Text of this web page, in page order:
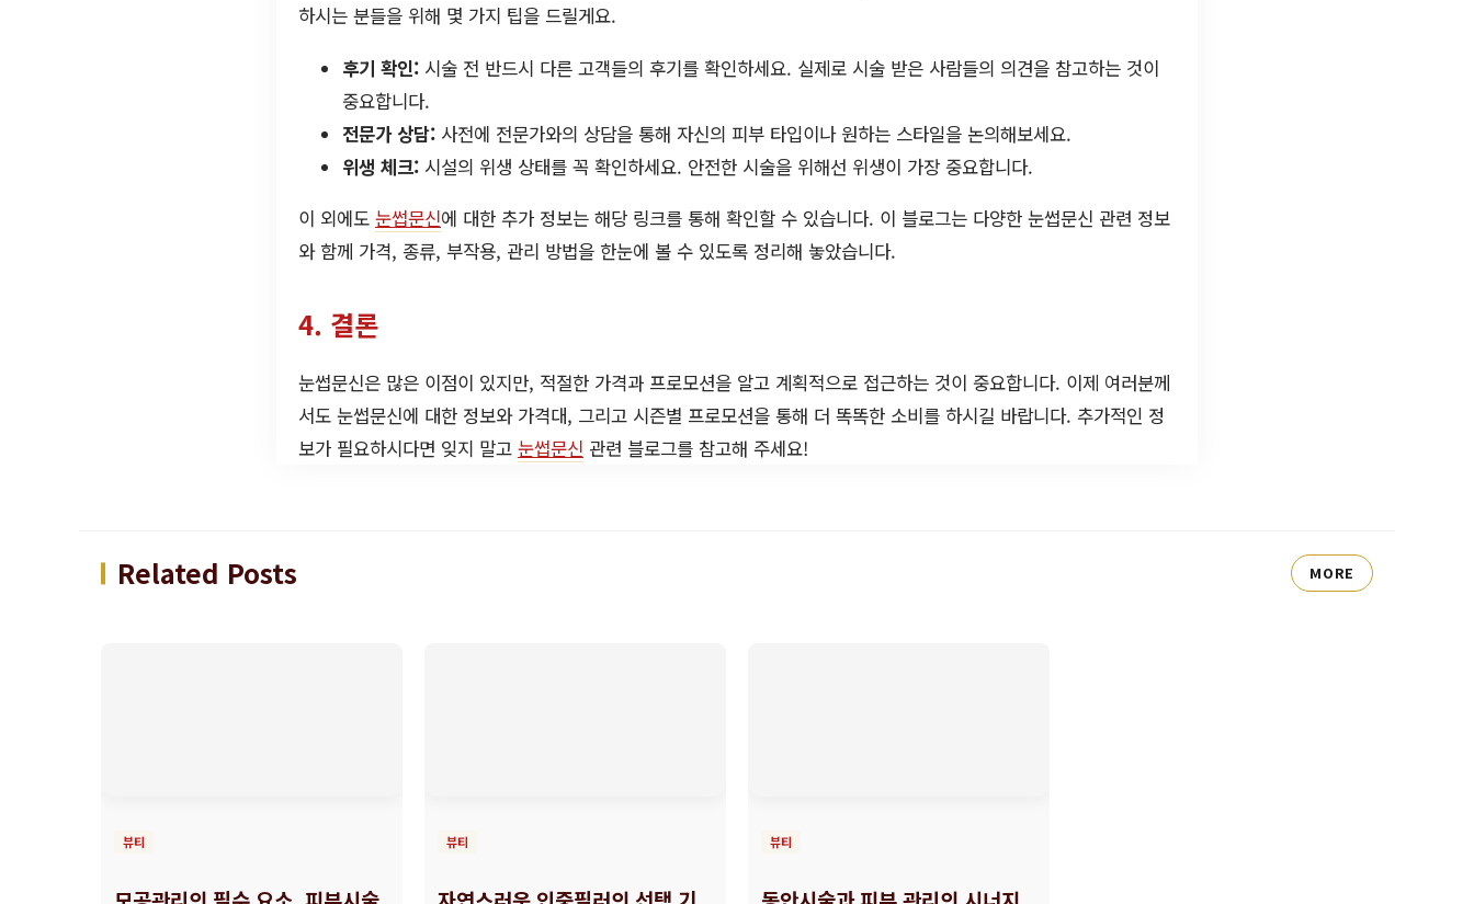
하시는 분들을 위해 몇 가지 팁을 드릴게요.
후기 확인: 시술 전 반드시 다른 고객들의 후기를 확인하세요. 실제로 시술 받은 사람들의 의견을 참고하는 것이
중요합니다.
전문가 상담: 사전에 전문가와의 상담을 통해 자신의 피부 타입이나 원하는 스타일을 논의해보세요.
위생 체크: 시설의 위생 상태를 꼭 확인하세요. 안전한 시술을 위해선 위생이 가장 중요합니다.
이 외에도 눈썹문신에 대한 추가 정보는 해당 링크를 통해 확인할 수 있습니다. 이 블로그는 다양한 눈썹문신 관련 정보
와 함께 가격, 종류, 부작용, 관리 방법을 한눈에 볼 수 있도록 정리해 놓았습니다.
4. 결론
눈썹문신은 많은 이점이 있지만, 적절한 가격과 프로모션을 알고 계획적으로 접근하는 것이 중요합니다. 이제 여러분께
서도 눈썹문신에 대한 정보와 가격대, 그리고 시즌별 프로모션을 통해 더 똑똑한 소비를 하시길 바랍니다. 추가적인 정
보가 필요하시다면 잊지 말고 눈썹문신 관련 블로그를 참고해 주세요!
Related Posts MORE
뷰티 뷰티 뷰티